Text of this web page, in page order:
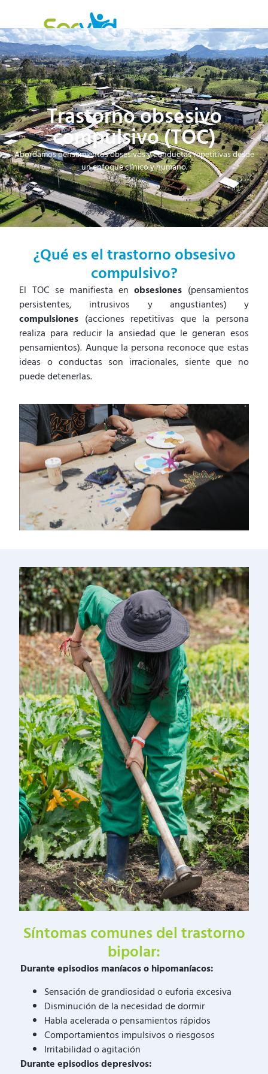
Trastorno obsesivo
compulsivo (TOC)
Abordamos pensamientos obsesivos y conductas repetitivas desde
un enfoque clínico y humano.
¿Qué es el trastorno obsesivo
compulsivo?
El TOC se manifiesta enobsesiones (pensamientos
persistentes, intrusivos y angustiantes) y
compulsiones (acciones repetitivas que la persona
realiza para reducir la ansiedad que le generan esos
pensamientos). Aunque la persona reconoce que estas
ideas o conductas son irracionales, siente que no
puede detenerlas.
Síntomas comunes del trastorno
bipolar:
Durante episodios maníacos o hipomaníacos:
Sensación de grandiosidad o euforia excesiva
Disminución de la necesidad de dormir
Habla acelerada o pensamientos rápidos
Comportamientos impulsivos o riesgosos
Irritabilidad o agitación
Durante episodios depresivos: